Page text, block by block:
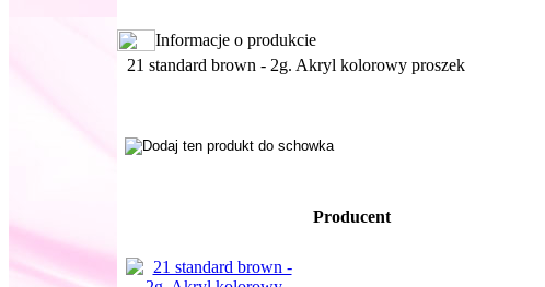
Informacje o produkcie
21 standard brown - 2g. Akryl kolorowy proszek
Producent